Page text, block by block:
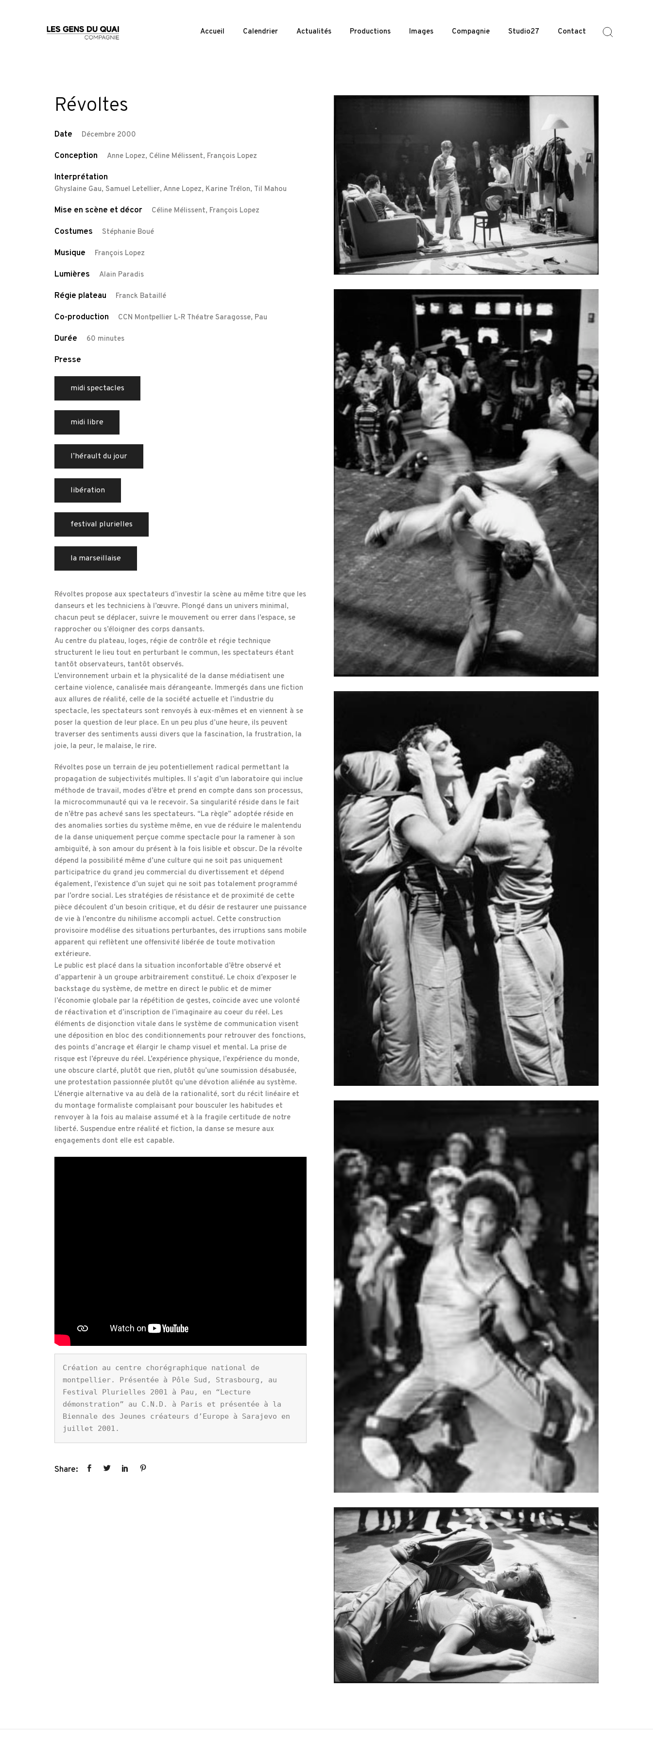
Accueil Calendrier Actualités Productions Images Compagnie Studio27 Contact
Révoltes
Date Décembre 2000
Conception Anne Lopez, Céline Mélissent, François Lopez
Interprétation
Ghyslaine Gau, Samuel Letellier, Anne Lopez, Karine Trélon, Til Mahou
Mise en scène et décor Céline Mélissent, François Lopez
Costumes Stéphanie Boué
Musique François Lopez
Lumières Alain Paradis
Régie plateau Franck Bataillé
Co-production CCN Montpellier L-R Théatre Saragosse, Pau
Durée 60 minutes
Presse
midi spectacles
midi libre
l’hérault du jour
libération
festival plurielles
la marseillaise
Révoltes propose aux spectateurs d’investir la scène au même titre que les
danseurs et les techniciens à l’œuvre. Plongé dans un univers minimal,
chacun peut se déplacer, suivre le mouvement ou errer dans l’espace, se
rapprocher ou s’éloigner des corps dansants.
Au centre du plateau, loges, régie de contrôle et régie technique
structurent le lieu tout en perturbant le commun, les spectateurs étant
tantôt observateurs, tantôt observés.
L’environnement urbain et la physicalité de la danse médiatisent une
certaine violence, canalisée mais dérangeante. Immergés dans une fiction
aux allures de réalité, celle de la société actuelle et l’industrie du
spectacle, les spectateurs sont renvoyés à eux-mêmes et en viennent à se
poser la question de leur place. En un peu plus d’une heure, ils peuvent
traverser des sentiments aussi divers que la fascination, la frustration, la
joie, la peur, le malaise, le rire.
Révoltes pose un terrain de jeu potentiellement radical permettant la
propagation de subjectivités multiples. Il s’agit d’un laboratoire qui inclue
méthode de travail, modes d’être et prend en compte dans son processus,
la microcommunauté qui va le recevoir. Sa singularité réside dans le fait
de n’être pas achevé sans les spectateurs. “La règle” adoptée réside en
des anomalies sorties du système même, en vue de réduire le malentendu
de la danse uniquement perçue comme spectacle pour la ramener à son
ambiguïté, à son amour du présent à la fois lisible et obscur. De la révolte
dépend la possibilité même d’une culture qui ne soit pas uniquement
participatrice du grand jeu commercial du divertissement et dépend
également, l’existence d’un sujet qui ne soit pas totalement programmé
par l’ordre social. Les stratégies de résistance et de proximité de cette
pièce découlent d’un besoin critique, et du désir de restaurer une puissance
de vie à l’encontre du nihilisme accompli actuel. Cette construction
provisoire modélise des situations perturbantes, des irruptions sans mobile
apparent qui reflètent une offensivité libérée de toute motivation
extérieure.
Le public est placé dans la situation inconfortable d’être observé et
d’appartenir à un groupe arbitrairement constitué. Le choix d’exposer le
backstage du système, de mettre en direct le public et de mimer
l’économie globale par la répétition de gestes, coïncide avec une volonté
de réactivation et d’inscription de l’imaginaire au coeur du réel. Les
éléments de disjonction vitale dans le système de communication visent
une déposition en bloc des conditionnements pour retrouver des fonctions,
des points d’ancrage et élargir le champ visuel et mental. La prise de
risque est l’épreuve du réel. L’expérience physique, l’expérience du monde,
une obscure clarté, plutôt que rien, plutôt qu’une soumission désabusée,
une protestation passionnée plutôt qu’une dévotion aliénée au système.
L’énergie alternative va au delà de la rationalité, sort du récit linéaire et
du montage formaliste complaisant pour bousculer les habitudes et
renvoyer à la fois au malaise assumé et à la fragile certitude de notre
liberté. Suspendue entre réalité et fiction, la danse se mesure aux
engagements dont elle est capable.
Création au centre chorégraphique national de
montpellier. Présentée à Pôle Sud, Strasbourg, au
Festival Plurielles 2001 à Pau, en “Lecture
démonstration” au C.N.D. à Paris et présentée à la
Biennale des Jeunes créateurs d’Europe à Sarajevo en
juillet 2001.
Share: